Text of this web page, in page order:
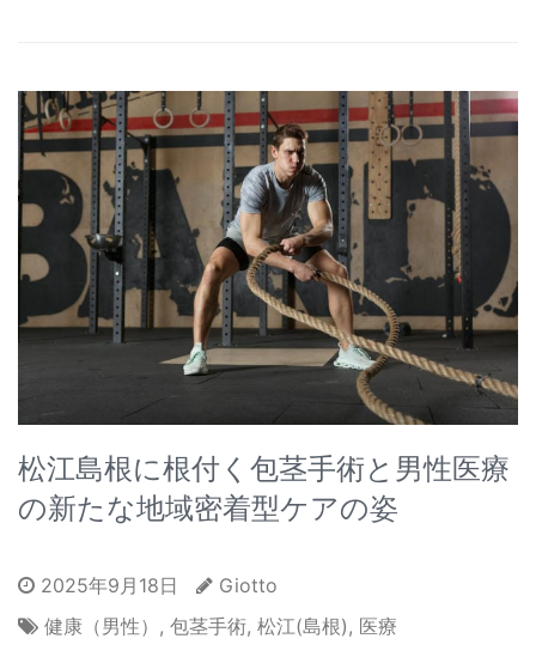
松江島根に根付く包茎手術と男性医療
の新たな地域密着型ケアの姿
2025年9月18日
Giotto
健康（男性） , 包茎手術, 松江(島根), 医療